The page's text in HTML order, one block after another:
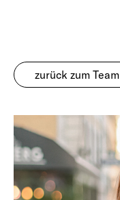
zurück zum Team